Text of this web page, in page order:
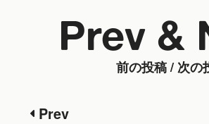
前の投稿 / 次の
Prev &
Prev